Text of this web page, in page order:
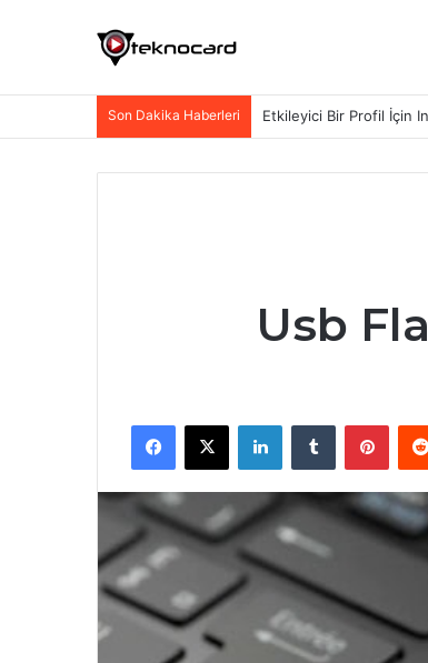
Son Dakika Haberleri Etkileyici Bir Profil İçin
Usb
Facebook
X LinkedInTumblr